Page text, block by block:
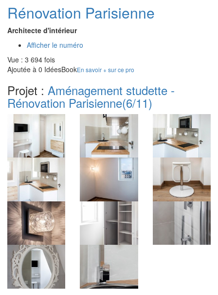
Rénovation Parisienne
Architecte d'intérieur
Afficher le numéro
Vue : 3 694 fois
Ajoutée à 0 IdéesBookEn savoir + sur ce pro
Projet : Aménagement studette -
Rénovation Parisienne(6/11)